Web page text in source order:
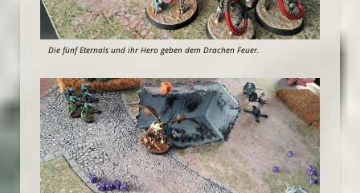
Die fünf Eternals und ihr Hero geben dem Drachen Feuer.